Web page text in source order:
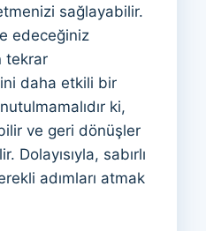
sağlayabilir.
edeceğiniz
tekrar
daha etkili bir
ki,
ve geri dönüşler
Dolayısıyla, sabırlı
adımları atmak